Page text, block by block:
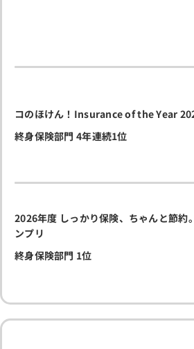
コのほけん！Insurance of the Year
終身保険部門 4年連続1位
2026年度 しっかり保険、ちゃんと節約
ンプリ
終身保険部門 1位